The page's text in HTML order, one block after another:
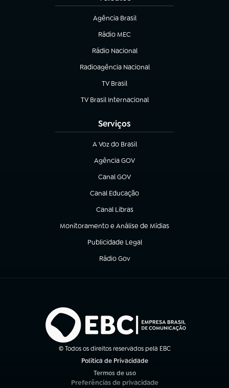
Agência Brasil
(abre em nova aba)
Rádio MEC
(abre em nova aba)
Rádio Nacional
Radioagência Nacional
(abre em nova aba)
TV Brasil
(abre em nova aba)
TV Brasil Internacional
(abre em nova aba)
Serviços
A Voz do Brasil
(abre em nova aba)
Agência GOV
(abre em nova aba)
Canal GOV
(abre em nova aba)
Canal Educação
(abre em nova aba)
Canal Libras
(abre em nova aba)
Monitoramento e Análise de Mídias
(abre em nova aba)
Publicidade Legal
(abre em nova aba)
Rádio Gov
(abre em nova aba)
© Todos os direitos reservados pela EBC
Política de Privacidade
Termos de uso
(abre em nova aba)
Preferências de privacidade